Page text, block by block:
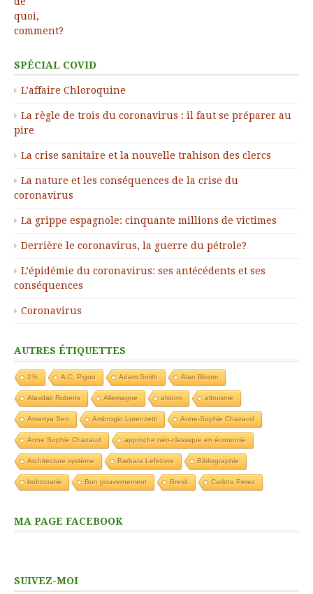
SPÉCIAL COVID
L’affaire Chloroquine
La règle de trois du coronavirus : il faut se préparer au
pire
La crise sanitaire et la nouvelle trahison des clercs
La nature et les conséquences de la crise du
coronavirus
La grippe espagnole: cinquante millions de victimes
Derrière le coronavirus, la guerre du pétrole?
L’épidémie du coronavirus: ses antécédents et ses
conséquences
Coronavirus
AUTRES ÉTIQUETTES
1% A.C. Pigou Adam Smith Alan Bloom
Alasdair Roberts Allemagne alstom altruisme
Amartya Sen Ambrogio Lorenzetti Anne-Sophie Chazaud
Anne Sophie Chazaud approche néo-classique en économie
Architecture système Barbara Lefebvre Bibliographie
bobocratie Bon gouvernement Brexit Carlota Perez
MA PAGE FACEBOOK
SUIVEZ-MOI